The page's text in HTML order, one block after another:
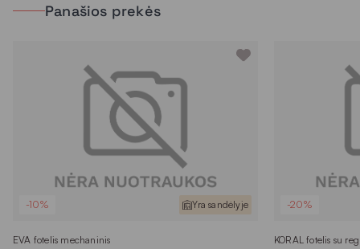
Panašios prekės
-10% Yra sandėlyje
EVA fotelis mechaninis
-20%
KORAL fotelis su